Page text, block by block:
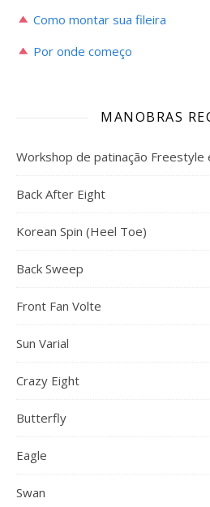
Como montar sua fileira
Por onde começo
MANOBRAS
Workshop de patinação Freestyle
Back After Eight
Korean Spin (Heel Toe)
Back Sweep
Front Fan Volte
Sun Varial
Crazy Eight
Butterfly
Eagle
Swan